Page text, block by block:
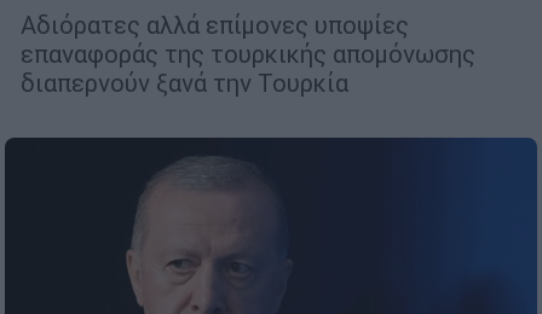
Αδιόρατες αλλά επίμονες υποψίες
επαναφοράς της τουρκικής απομόνωσης
διαπερνούν ξανά την Τουρκία